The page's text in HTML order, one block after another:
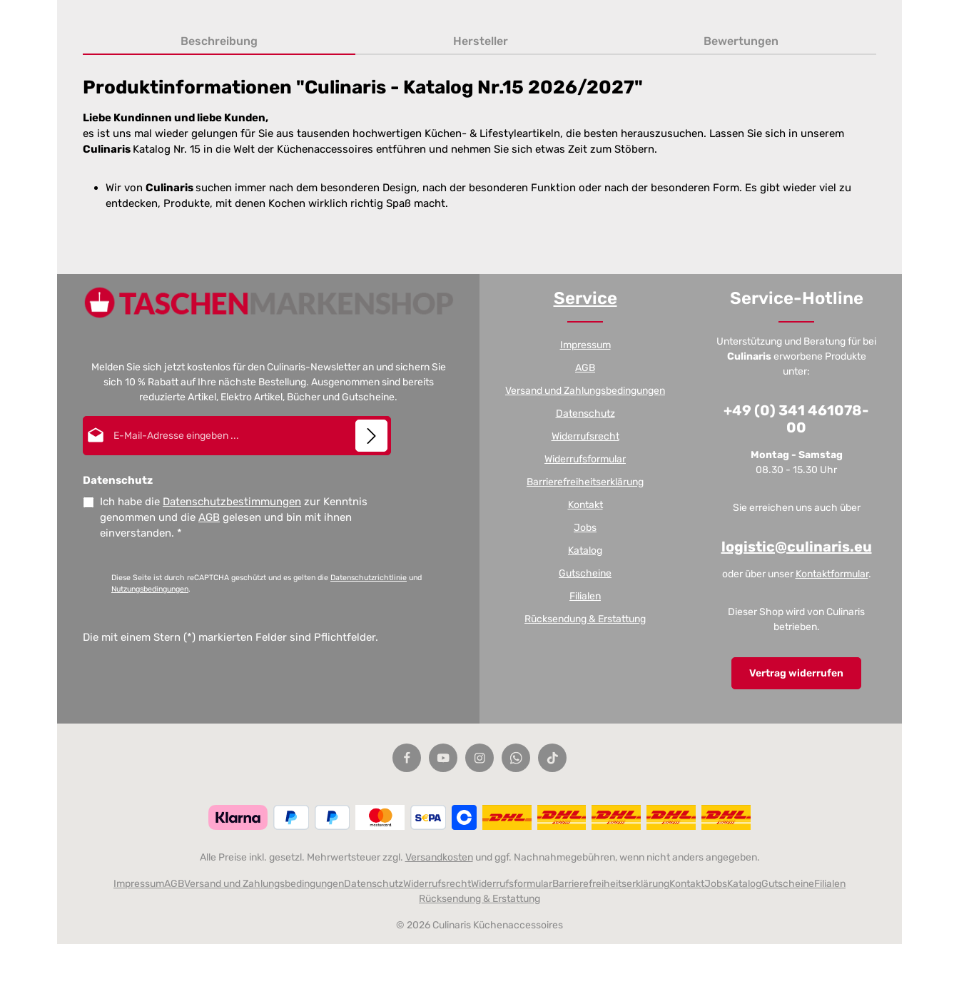
Beschreibung Hersteller Bewertungen
Produktinformationen "Culinaris - Katalog Nr.15 2026/2027"
Liebe Kundinnen und liebe Kunden,
es ist uns mal wieder gelungen für Sie aus tausenden hochwertigen Küchen- & Lifestyleartikeln, die besten herauszusuchen. Lassen Sie sich in unserem
Culinaris Katalog Nr. 15 in die Welt der Küchenaccessoires entführen und nehmen Sie sich etwas Zeit zum Stöbern.
Wir von Culinarissuchen immer nach dem besonderen Design, nach der besonderen Funktion oder nach der besonderen Form. Es gibt wieder viel zu
entdecken, Produkte, mit denen Kochen wirklich richtig Spaß macht.
Melden Sie sich jetzt kostenlos für den Culinaris-Newsletter an und sichern Sie
sich 10 % Rabatt auf Ihre nächste Bestellung. Ausgenommen sind bereits
reduzierte Artikel, Elektro Artikel, Bücher und Gutscheine.
Datenschutz
Ich habe die Datenschutzbestimmungen zur Kenntnis
genommen und die AGB gelesen und bin mit ihnen
einverstanden. *
Diese Seite ist durch reCAPTCHA geschützt und es gelten die Datenschutzrichtlinie und
Nutzungsbedingungen.
Die mit einem Stern (*) markierten Felder sind Pflichtfelder.
Service
Impressum
AGB
Versand und Zahlungsbedingungen
Datenschutz
Widerrufsrecht
Widerrufsformular
Barrierefreiheitserklärung
Kontakt
Jobs
Katalog
Gutscheine
Filialen
Rücksendung & Erstattung
Service-Hotline
Unterstützung und Beratung für bei
Culinaris erworbene Produkte
unter:
+49 (0) 341 461078-
00
Montag - Samstag
08.30 - 15.30 Uhr
Sie erreichen uns auch über
logistic@culinaris.eu
oder über unser Kontaktformular.
Dieser Shop wird von Culinaris
betrieben.
Vertrag widerrufen
Alle Preise inkl. gesetzl. Mehrwertsteuer zzgl. Versandkostenund ggf. Nachnahmegebühren, wenn nicht anders angegeben.
© 2026 Culinaris Küchenaccessoires
ImpressumAGBVersand und ZahlungsbedingungenDatenschutzWiderrufsrechtWiderrufsformularBarrierefreiheitserklärungKontaktJobsKatalogGutscheineFilialen
Rücksendung & Erstattung